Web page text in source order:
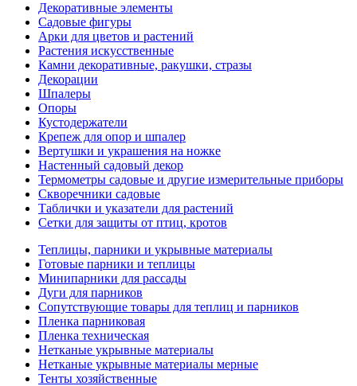
Декоративные элементы
Садовые фигуры
Арки для цветов и растений
Растения искусственные
Камни декоративные, ракушки, стразы
Декорации
Шпалеры
Опоры
Кустодержатели
Крепеж для опор и шпалер
Вертушки и украшения на ножке
Настенный садовый декор
Термометры садовые и другие измерительные приборы
Скворечники садовые
Таблички и указатели для растений
Сетки для защиты от птиц, кротов
Теплицы, парники и укрывные материалы
Готовые парники и теплицы
Минипарники для рассады
Дуги для парников
Сопутствующие товары для теплиц и парников
Пленка парниковая
Пленка техническая
Нетканые укрывные материалы
Нетканые укрывные материалы мерные
Тенты хозяйственные